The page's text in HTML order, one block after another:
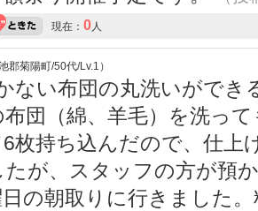
現在： 0人
郡菊陽町/50代/Lv.1）
ない布団の丸洗いがで
団（綿、羊毛）を洗っ
6枚持ち込んだので、仕
が、スタッフの方が預
の朝取りに行きました